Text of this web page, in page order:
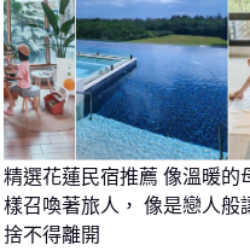
精選花蓮民宿推薦 像溫暖的
樣召喚著旅人， 像是戀人般
捨不得離開